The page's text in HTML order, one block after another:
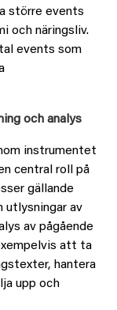
större events
och näringsliv.
events som
och analys
instrumentet
central roll på
gällande
utlysningar av
av pågående
att ta
hantera
upp och